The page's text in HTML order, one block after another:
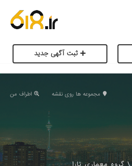
ثبت آگهی جدید
مجموعه ها روی نقشه اطراف من